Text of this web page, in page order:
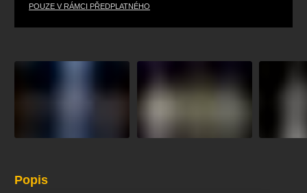
POUZE V RÁMCI PŘEDPLATNÉHO
Popis